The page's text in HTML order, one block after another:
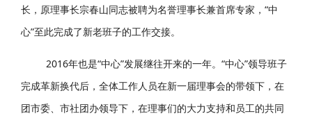
长，原理事长宗春山同志被聘为名誉理事长兼首席专家，“中
心”至此完成了新老班子的工作交接。
2016年也是“中心”发展继往开来的一年。“中心”领导班子
完成革新换代后，全体工作人员在新一届理事会的带领下，在
团市委、市社团办领导下，在理事们的大力支持和员工的共同